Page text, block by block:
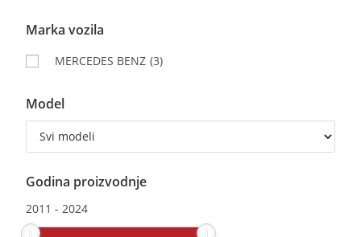
Marka vozila
MERCEDES BENZ (3)
Model
Godina proizvodnje
2011 -2024